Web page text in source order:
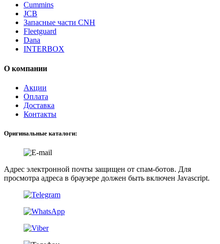
Cummins
JCB
Запасные части CNH
Fleetguard
Dana
INTERBOX
О компании
Акции
Оплата
Доставка
Контакты
Оригинальные каталоги:
Адрес электронной почты защищен от спам-ботов. Для
просмотра адреса в браузере должен быть включен Javascript.